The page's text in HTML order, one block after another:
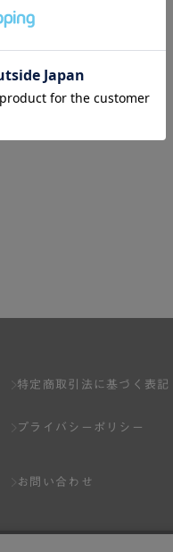
特定商取引法に基づく表記
プライバシーポリシー
お問い合わせ